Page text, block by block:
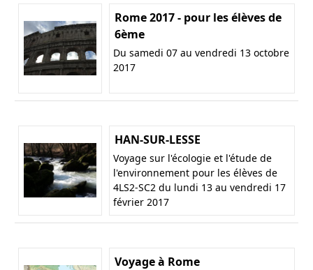
Rome 2017 - pour les élèves de
6ème
Du samedi 07 au vendredi 13 octobre
2017
HAN-SUR-LESSE
Voyage sur l'écologie et l'étude de
l'environnement pour les élèves de
4LS2-SC2 du lundi 13 au vendredi 17
février 2017
Voyage à Rome